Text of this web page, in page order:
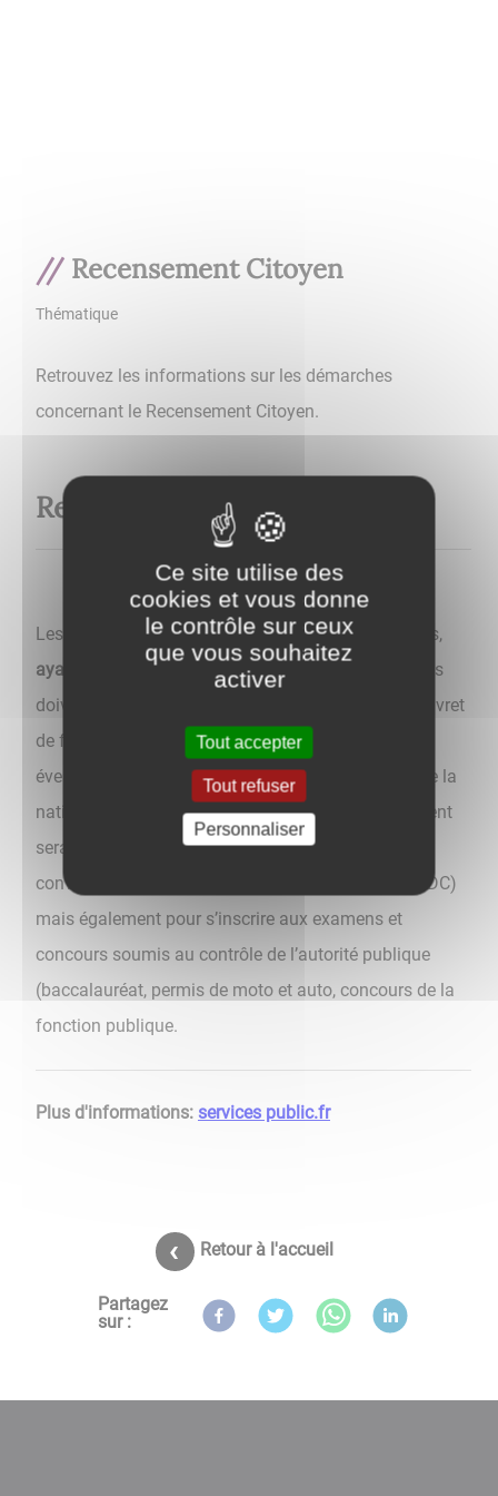
Recensement Citoyen
Thématique
Retrouvez les informations sur les démarches
concernant le Recensement Citoyen.
Recensement militaire
Les jeunes de nationalité française, filles et garçons,
ayant 16 ans
, doivent se faire recenser en Mairie . Ils
doivent se munir de leur carte nationale d’identité, livret
de famille des parents, justificatif de domicile,
éventuellement une copie de document justifiant de la
nationalité française. Une attestation de recensement
sera remise aux jeunes, indispensable pour être
convoqués à la Journée Défense et Citoyenneté (JDC)
mais également pour s’inscrire aux examens et
concours soumis au contrôle de l’autorité publique
(baccalauréat, permis de moto et auto, concours de la
fonction publique.
Plus d'informations: services public.fr
Retour à l'accueil
Partagez
sur :
Ce site utilise des
cookies et vous donne
le contrôle sur ceux
que vous souhaitez
activer
Tout accepter
Tout refuser
Personnaliser